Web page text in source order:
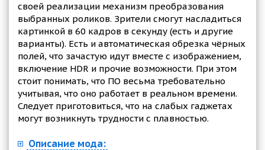
своей реализации механизм преобразования
выбранных роликов. Зрители смогут насладиться
картинкой в 60 кадров в секунду (есть и другие
варианты). Есть и автоматическая обрезка чёрных
полей, что зачастую идут вместе с изображением,
включение HDR и прочие возможности. При этом
стоит понимать, что ПО весьма требовательно
учитывая, что оно работает в реальном времени.
Следует приготовиться, что на слабых гаджетах
могут возникнуть трудности с плавностью.
Описание мода: